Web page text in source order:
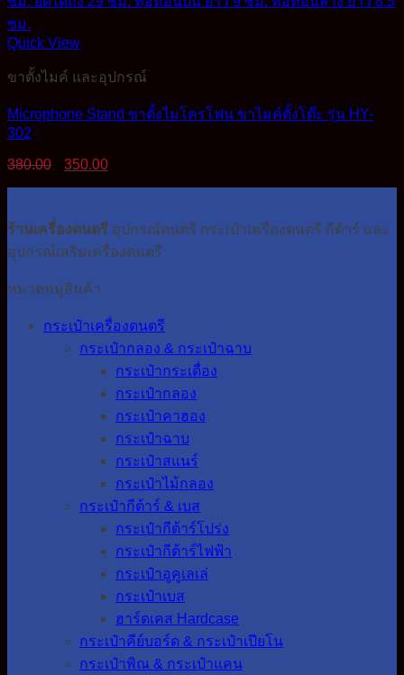
Quick View
ขาตั้งไมค์ และอุปกรณ์
Microphone Stand ขาตั้งไมโครโฟน ขาไมค์ตั้งโต๊ะ รุ่น HY-
302
380.00
Original
350.00
ร้านเครื่องดนตรี อุปกรณ์ดนตรี กระเป๋าเครื่องดนตรี กีต้าร์ และ
อุปกรณ์เสริมเครื่องดนตรี
หมวดหมู่สินค้า
กระเป๋าเครื่องดนตรี
กระเป๋ากลอง & กระเป๋าฉาบ
กระเป๋ากระเดื่อง
กระเป๋ากลอง
กระเป๋าคาฮอง
กระเป๋าฉาบ
กระเป๋าสแนร์
กระเป๋าไม้กลอง
กระเป๋ากีต้าร์ & เบส
กระเป๋ากีต้าร์โปร่ง
กระเป๋ากีต้าร์ไฟฟ้า
กระเป๋าอูคูเลเล่
กระเป๋าเบส
ฮาร์ดเคส Hardcase
กระเป๋าคีย์บอร์ด & กระเป๋าเปียโน
กระเป๋าพิณ & กระเป๋าแคน